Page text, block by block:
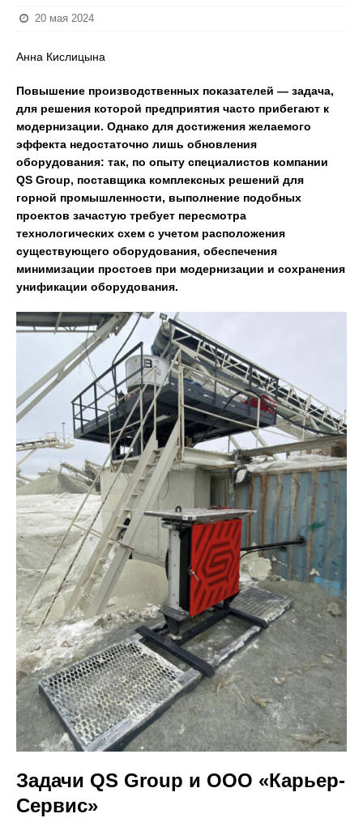
20 мая 2024
Анна Кислицына
Повышение производственных показателей — задача,
для решения которой предприятия часто прибегают к
модернизации. Однако для достижения желаемого
эффекта недостаточно лишь обновления
оборудования: так, по опыту специалистов компании
QS Group, поставщика комплексных решений для
горной промышленности, выполнение подобных
проектов зачастую требует пересмотра
технологических схем с учетом расположения
существующего оборудования, обеспечения
минимизации простоев при модернизации и сохранения
унификации оборудования.
Задачи QS Group и ООО «Карьер-
Сервис»